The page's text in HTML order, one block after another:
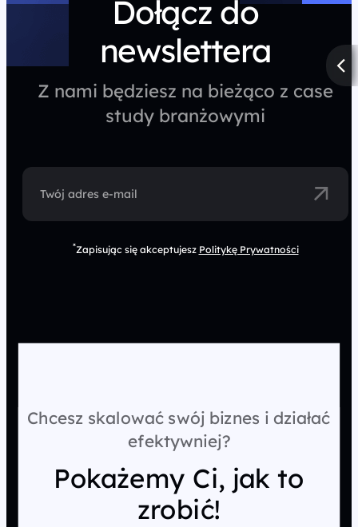
Dołącz do
newslettera
Z nami będziesz na bieżąco z case
study branżowymi
Twój adres e-mail
*Zapisując się akceptujesz Politykę Prywatności
Chcesz skalować swój biznes i działać
efektywniej?
Pokażemy Ci, jak to
zrobić!